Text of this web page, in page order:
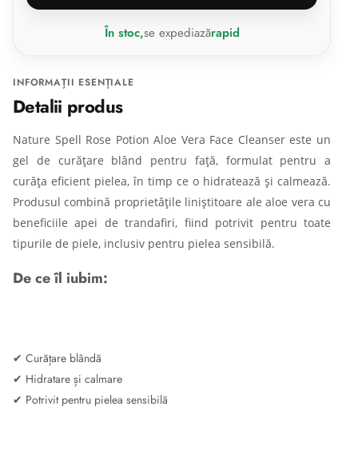
În stoc,se expediazărapid
INFORMAȚII ESENȚIALE
Detalii produs
Nature Spell Rose Potion Aloe Vera Face Cleanser este un
gel de curățare blând pentru față, formulat pentru a
curăța eficient pielea, în timp ce o hidratează și calmează.
Produsul combină proprietățile liniștitoare ale aloe vera cu
beneficiile apei de trandafiri, fiind potrivit pentru toate
tipurile de piele, inclusiv pentru pielea sensibilă.
De ce îl iubim:
✔ Curățare blândă
✔ Hidratare și calmare
✔ Potrivit pentru pielea sensibilă